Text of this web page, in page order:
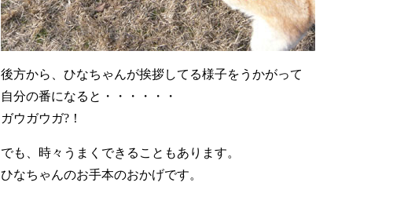
後方から、ひなちゃんが挨拶してる様子をうかがって
自分の番になると・・・・・・
ガウガウガ?！
でも、時々うまくできることもあります。
ひなちゃんのお手本のおかげです。